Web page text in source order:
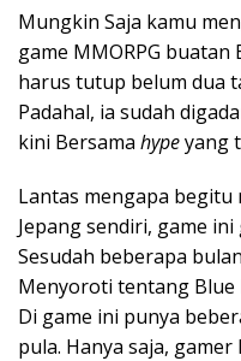
Mungkin Saja kamu
game MMORPG
harus tutup belum dua
Padahal, ia sudah
kini Bersama hypeyang
Lantas mengapa begitu
Jepang sendiri, game
Sesudah beberapa
Menyoroti tentang Blue
Di game ini punya
pula. Hanya saja,